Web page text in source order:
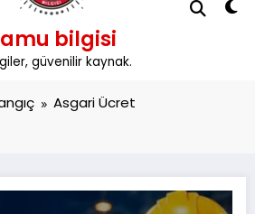
bilgisi
güvenilir kaynak.
Asgari Ücret
Asgari Ücret